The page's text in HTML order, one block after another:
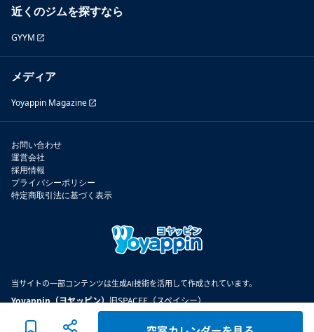
近くのジムを探すなら
GYYM
メディア
Yoyappin Magazine
お問い合わせ
運営会社
採用情報
プライバシーポリシー
特定商取引法に基づく表示
当サイトの一部コンテンツは生成AI技術を活用して作成されています。
Yoyappin（ヨヤッピン）旧SPACEE（スペイシー）